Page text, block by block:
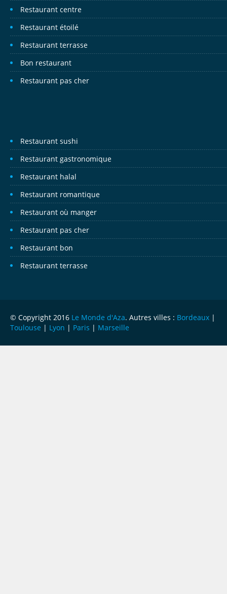
Restaurant centre
Restaurant étoilé
Restaurant terrasse
Bon restaurant
Restaurant pas cher
Restaurant sushi
Restaurant gastronomique
Restaurant halal
Restaurant romantique
Restaurant où manger
Restaurant pas cher
Restaurant bon
Restaurant terrasse
© Copyright 2016 Le Monde d'Aza. Autres villes : Bordeaux |
Toulouse | Lyon | Paris | Marseille